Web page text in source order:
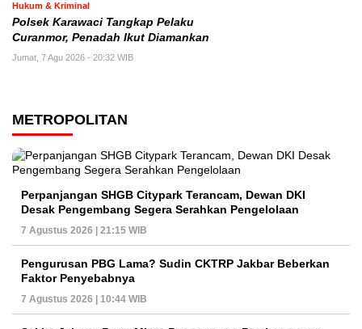
Hukum & Kriminal
Polsek Karawaci Tangkap Pelaku
Curanmor, Penadah Ikut Diamankan
Jumat, 7 Agu 2026 - 20:32 WIB
METROPOLITAN
Perpanjangan SHGB Citypark Terancam, Dewan DKI
Desak Pengembang Segera Serahkan Pengelolaan
7 Agustus 2026 | 21:15 WIB
Pengurusan PBG Lama? Sudin CKTRP Jakbar Beberkan
Faktor Penyebabnya
7 Agustus 2026 | 10:44 WIB